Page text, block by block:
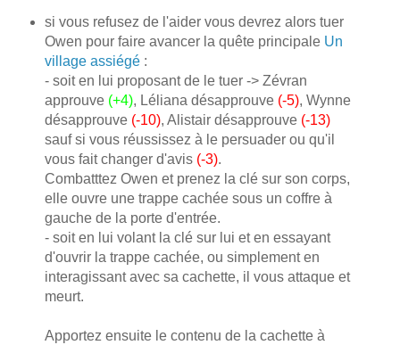
si vous refusez de l'aider vous devrez alors tuer
Owen pour faire avancer la quête principale Un
village assiégé:
- soit en lui proposant de le tuer -> Zévran
approuve (+4), Léliana désapprouve (-5), Wynne
désapprouve (-10), Alistair désapprouve (-13)
sauf si vous réussissez à le persuader ou qu'il
vous fait changer d'avis (-3).
Combatttez Owen et prenez la clé sur son corps,
elle ouvre une trappe cachée sous un coffre à
gauche de la porte d'entrée.
- soit en lui volant la clé sur lui et en essayant
d'ouvrir la trappe cachée, ou simplement en
interagissant avec sa cachette, il vous attaque et
meurt.
Apportez ensuite le contenu de la cachette à